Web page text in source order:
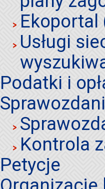
Usługi
Podatki i
Kontrola
Petycje